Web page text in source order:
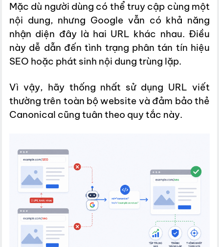
Mặc dù người dùng có thể truy cập cùng một
nội dung, nhưng Google vẫn có khả năng
nhận diện đây là hai URL khác nhau. Điều
này dễ dẫn đến tình trạng phân tán tín hiệu
SEO hoặc phát sinh nội dung trùng lặp.
Vì vậy, hãy thống nhất sử dụng URL viết
thường trên toàn bộ website và đảm bảo thẻ
Canonical cũng tuân theo quy tắc này.